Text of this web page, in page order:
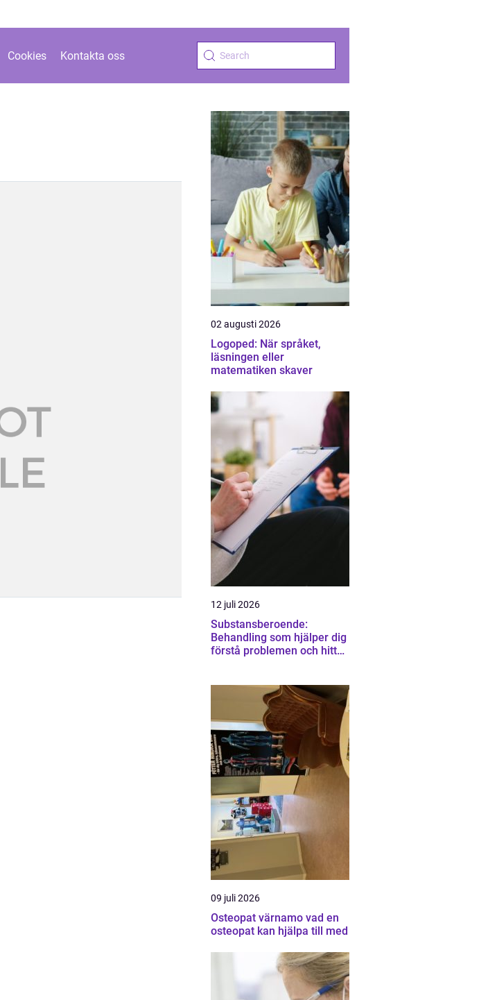
Cookies Kontakta oss
02 augusti 2026
Logoped: När språket,
läsningen eller
matematiken skaver
12 juli 2026
Substansberoende:
Behandling som hjälper dig
förstå problemen och hitta
09 juli 2026
Osteopat värnamo vad en
osteopat kan hjälpa till med